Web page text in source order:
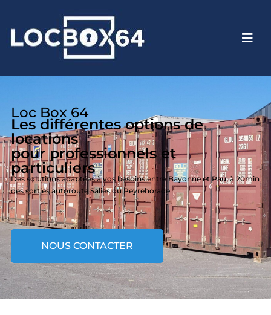
Loc Box 64
Les différentes options de
locations
pour professionnels et
particuliers
Des solutions adaptées à vos besoins entre Bayonne et Pau, à 20min
des sorties autoroute Salies ou Peyrehorade
NOUS CONTACTER